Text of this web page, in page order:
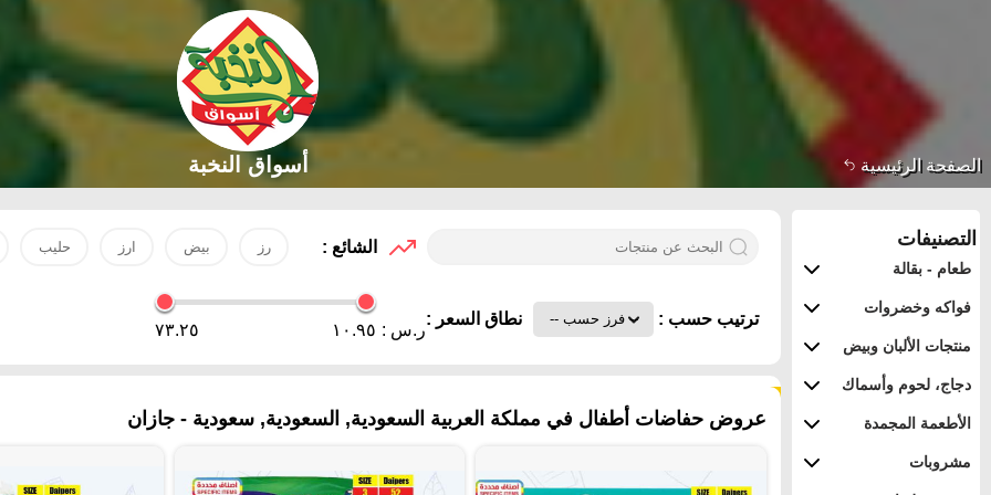
الصفحة الرئيسية أسواق النخبة
التصنيفات
طعام - بقالة
فواكه وخضروات
منتجات الألبان وبيض
دجاج، لحوم وأسماك
الأطعمة المجمدة
مشروبات
الشائع : رز بيض ارز حليب
ترتيب حسب : نطاق السعر :
ر.س : ١٠.٩٥ ٧٣.٢٥
عروض حفاضات أطفال في مملكة العربية السعودية, السعودية, سعودية - جازان